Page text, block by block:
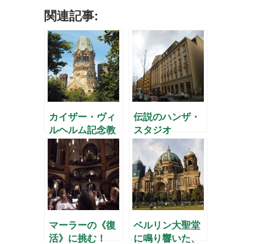
関連記事:
カイザー・ヴィ
ルヘルム記念教
会の鐘の音
伝説のハンザ・
スタジオ
マーラーの《復
活》に挑む！
ベルリン大聖堂
に鳴り響いた、